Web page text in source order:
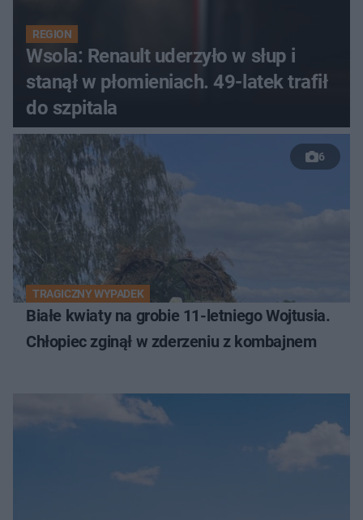
REGION
Wsola: Renault uderzyło w słup i
stanął w płomieniach. 49-latek trafił
do szpitala
6
TRAGICZNY WYPADEK
Białe kwiaty na grobie 11-letniego Wojtusia.
Chłopiec zginął w zderzeniu z kombajnem